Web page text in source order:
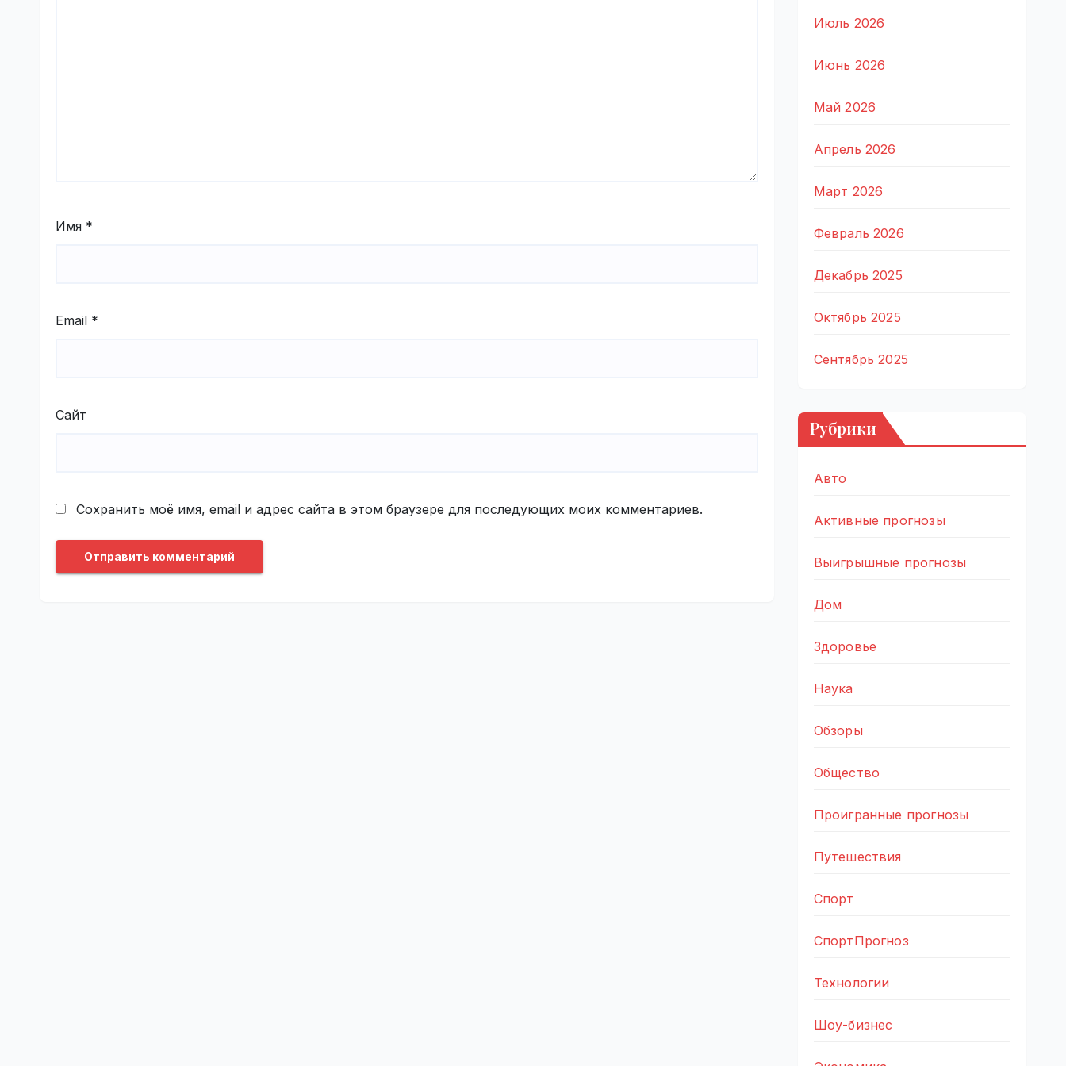
Имя *
Email *
Сайт
Сохранить моё имя, email и адрес сайта в этом браузере для последующих моих комментариев.
Июль 2026
Июнь 2026
Май 2026
Апрель 2026
Март 2026
Февраль 2026
Декабрь 2025
Октябрь 2025
Сентябрь 2025
Рубрики
Авто
Активные прогнозы
Выигрышные прогнозы
Дом
Здоровье
Наука
Обзоры
Общество
Проигранные прогнозы
Путешествия
Спорт
СпортПрогноз
Технологии
Шоу-бизнес